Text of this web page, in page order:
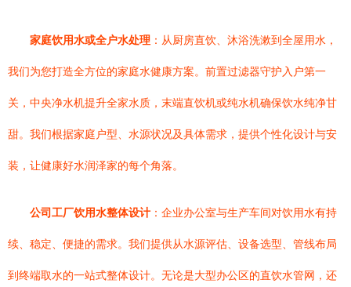
家庭饮用水或全户水处理 ：从厨房直饮、沐浴洗漱到全屋用水，
我们为您打造全方位的家庭水健康方案。前置过滤器守护入户第一
关，中央净水机提升全家水质，末端直饮机或纯水机确保饮水纯净甘
甜。我们根据家庭户型、水源状况及具体需求，提供个性化设计与安
装，让健康好水润泽家的每个角落。
公司工厂饮用水整体设计 ：企业办公室与生产车间对饮用水有持
续、稳定、便捷的需求。我们提供从水源评估、设备选型、管线布局
到终端取水的一站式整体设计。无论是大型办公区的直饮水管网，还